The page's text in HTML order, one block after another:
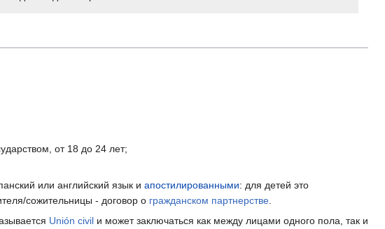
от 18 до 24 лет;
или английский язык и апостилированными: для детей это
сожительницы - договор о гражданском партнерстве
Unión civil и может заключаться как между лицами одного пола, так и